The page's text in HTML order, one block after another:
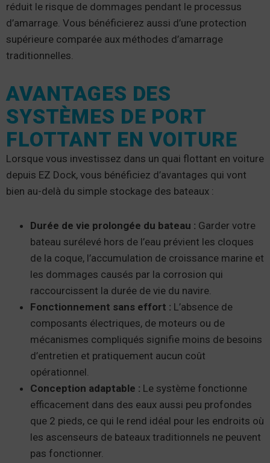
réduit le risque de dommages pendant le processus
d’amarrage. Vous bénéficierez aussi d’une protection
supérieure comparée aux méthodes d’amarrage
traditionnelles.
AVANTAGES DES
SYSTÈMES DE PORT
FLOTTANT EN VOITURE
Lorsque vous investissez dans un quai flottant en voiture
depuis EZ Dock, vous bénéficiez d’avantages qui vont
bien au-delà du simple stockage des bateaux :
Durée de vie prolongée du bateau : Garder votre
bateau surélevé hors de l’eau prévient les cloques
de la coque, l’accumulation de croissance marine et
les dommages causés par la corrosion qui
raccourcissent la durée de vie du navire.
Fonctionnement sans effort : L’absence de
composants électriques, de moteurs ou de
mécanismes compliqués signifie moins de besoins
d’entretien et pratiquement aucun coût
opérationnel.
Conception adaptable : Le système fonctionne
efficacement dans des eaux aussi peu profondes
que 2 pieds, ce qui le rend idéal pour les endroits où
les ascenseurs de bateaux traditionnels ne peuvent
pas fonctionner.